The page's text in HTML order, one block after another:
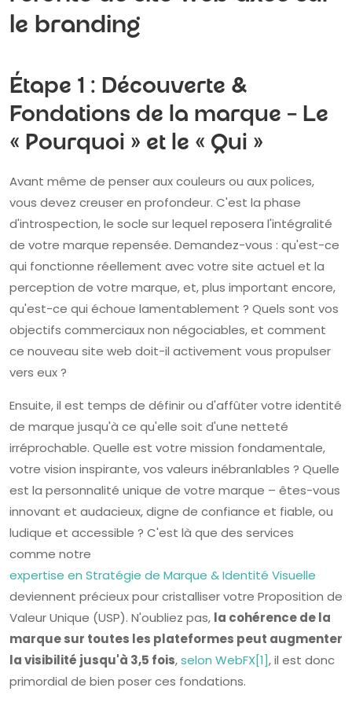
le branding
Étape 1 : Découverte &
Fondations de la marque – Le
« Pourquoi » et le « Qui »
Avant même de penser aux couleurs ou aux polices,
vous devez creuser en profondeur. C'est la phase
d'introspection, le socle sur lequel reposera l'intégralité
de votre marque repensée. Demandez-vous : qu'est-ce
qui fonctionne réellement avec votre site actuel et la
perception de votre marque, et, plus important encore,
qu'est-ce qui échoue lamentablement ? Quels sont vos
objectifs commerciaux non négociables, et comment
ce nouveau site web doit-il activement vous propulser
vers eux ?
Ensuite, il est temps de définir ou d'affûter votre identité
de marque jusqu'à ce qu'elle soit d'une netteté
irréprochable. Quelle est votre mission fondamentale,
votre vision inspirante, vos valeurs inébranlables ? Quelle
est la personnalité unique de votre marque – êtes-vous
innovant et audacieux, digne de confiance et fiable, ou
ludique et accessible ? C'est là que des services
comme notre
expertise en Stratégie de Marque & Identité Visuelle
deviennent précieux pour cristalliser votre Proposition de
Valeur Unique (USP). N'oubliez pas, la cohérence de la
marque sur toutes les plateformes peut augmenter
la visibilité jusqu'à 3,5 fois,selon WebFX[1], il est donc
primordial de bien poser ces fondations.